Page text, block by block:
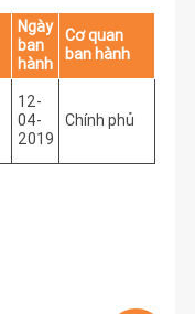
Ngày
ban
hành
Cơ quan
ban hành
12-
04-
2019
Chính phủ